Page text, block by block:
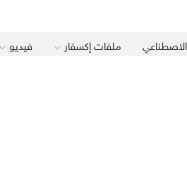
الاصطناعي ملفات إكسفار فيديو